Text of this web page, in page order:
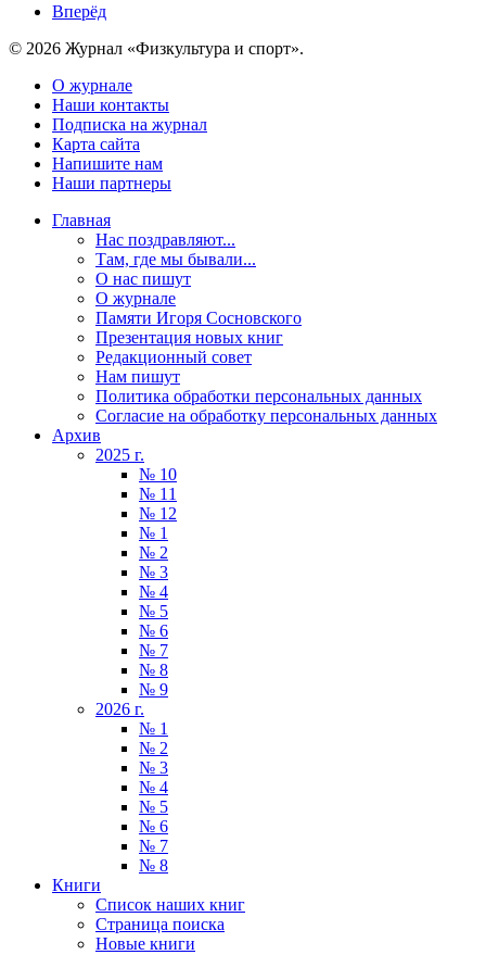
Вперёд
© 2026 Журнал «Физкультура и спорт».
О журнале
Наши контакты
Подписка на журнал
Карта сайта
Напишите нам
Наши партнеры
Главная
Нас поздравляют...
Там, где мы бывали...
О нас пишут
О журнале
Памяти Игоря Сосновского
Презентация новых книг
Редакционный совет
Нам пишут
Политика обработки персональных данных
Согласие на обработку персональных данных
Архив
2025 г.
№ 10
№ 11
№ 12
№ 1
№ 2
№ 3
№ 4
№ 5
№ 6
№ 7
№ 8
№ 9
2026 г.
№ 1
№ 2
№ 3
№ 4
№ 5
№ 6
№ 7
№ 8
Книги
Список наших книг
Страница поиска
Новые книги